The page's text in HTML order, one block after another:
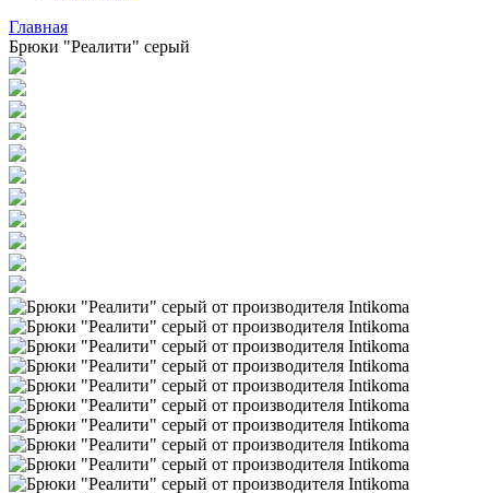
Главная
Брюки "Реалити" серый